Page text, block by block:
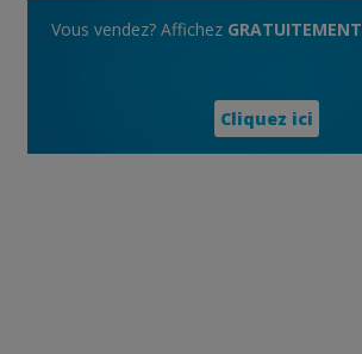
Vous vendez? Affichez GRATUITEMENT
Cliquez ici